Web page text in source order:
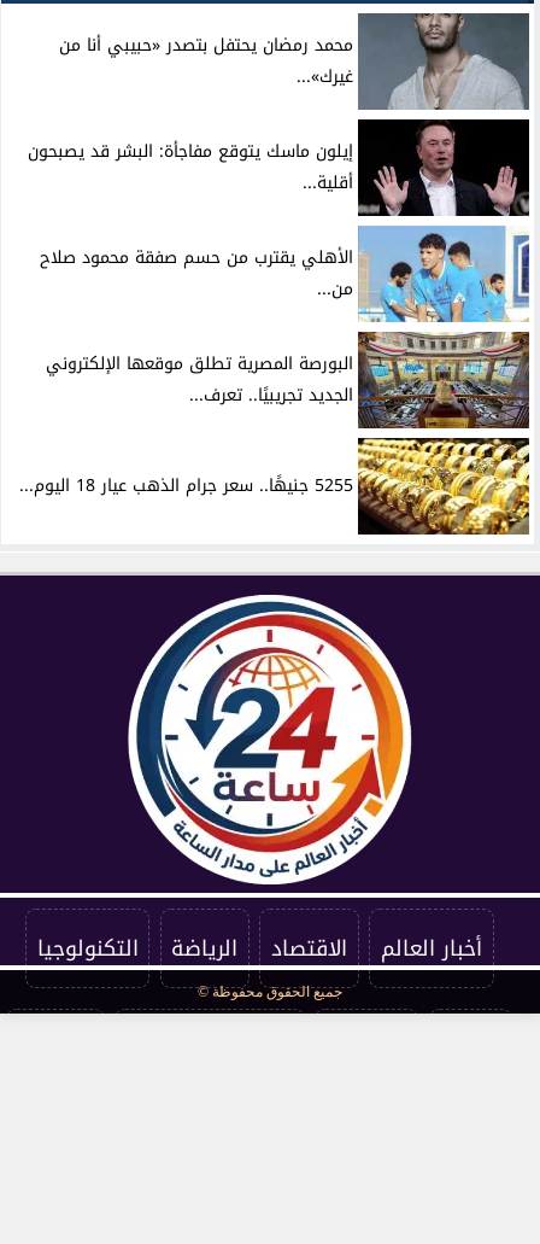
محمد رمضان يحتفل بتصدر «حبيبي أنا من
غيرك»...
إيلون ماسك يتوقع مفاجأة: البشر قد يصبحون
أقلية...
الأهلي يقترب من حسم صفقة محمود صلاح
من...
البورصة المصرية تطلق موقعها الإلكتروني
الجديد تجريبيًا.. تعرف...
5255 جنيهًا.. سعر جرام الذهب عيار 18 اليوم...
أخبار العالم الاقتصاد الرياضة التكنولوجيا
جميع الحقوق محفوظة ©